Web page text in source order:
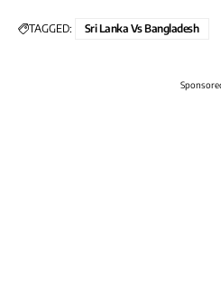
TAGGED: Sri Lanka Vs Bangladesh